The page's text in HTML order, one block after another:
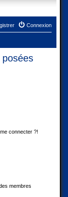
Connexion
connecter ?!
membres